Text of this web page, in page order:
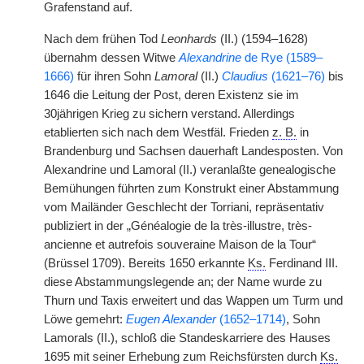
Grafenstand auf.
Nach dem frühen Tod Leonhards (II.) (1594–1628)
übernahm dessen Witwe Alexandrine de Rye (1589–
1666) für ihren Sohn Lamoral(II.) Claudius (1621–76) bis
1646 die Leitung der Post, deren Existenz sie im
30jährigen Krieg zu sichern verstand. Allerdings
etablierten sich nach dem Westfäl. Frieden z. B. in
Brandenburg und Sachsen dauerhaft Landesposten. Von
Alexandrine und Lamoral (II.) veranlaßte genealogische
Bemühungen führten zum Konstrukt einer Abstammung
vom Mailänder Geschlecht der Torriani, repräsentativ
publiziert in der „Généalogie de la très-illustre, très-
ancienne et autrefois souveraine Maison de la Tour“
(Brüssel 1709). Bereits 1650 erkannte Ks. Ferdinand III.
diese Abstammungslegende an; der Name wurde zu
Thurn und Taxis erweitert und das Wappen um Turm und
Löwe gemehrt: Eugen Alexander(1652–1714), Sohn
Lamorals (II.), schloß die Standeskarriere des Hauses
1695 mit seiner Erhebung zum Reichsfürsten durch Ks.